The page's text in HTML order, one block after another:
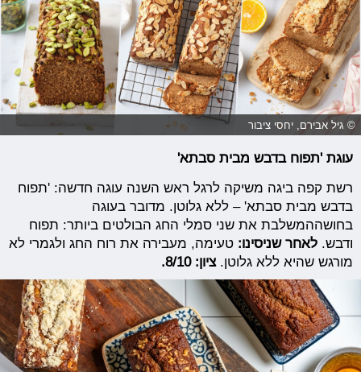
© גיל אבירם, יחסי ציבור
עוגת 'תפוח בדבש מבית סבתא'
רשת קפה ביגה משיקה לרגל ראש השנה עוגה חדשה: 'תפוח
בדבש מבית סבתא' – ללא גלוטן. מדובר בעוגה
בחושההמשלבת את שני סמלי החג הבולטים ביותר: תפוח
ודבש.לאחר שניסינו: טעימה, מעבירה את רוח החג ולגמרי לא
מורגש שהיא ללא גלוטן.ציון: 8/10.